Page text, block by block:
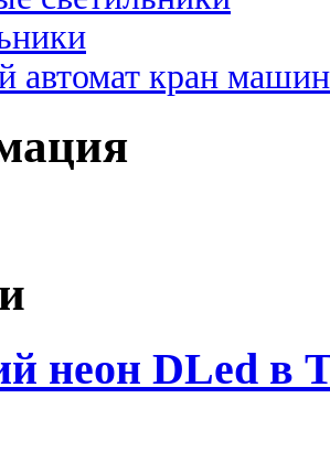
автомат кран
неон DLed в